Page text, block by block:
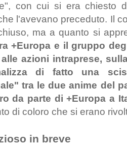
con cui si era chiesto
l'avevano preceduto. Il
ma a quanto si
+Europa e il gruppo
azioni intraprese,
di fatto una
tra le due anime del
da parte di +Europa a
di coloro che si erano
in breve